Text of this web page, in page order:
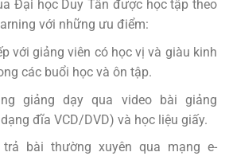
Đại học Duy Tân được học tập theo
với những ưu điểm:
với giảng viên có học vị và giàu kinh
các buổi học và ôn tập.
giảng dạy qua video bài giảng
đĩa VCD/DVD) và học liệu giấy.
bài thường xuyên qua mạng e-